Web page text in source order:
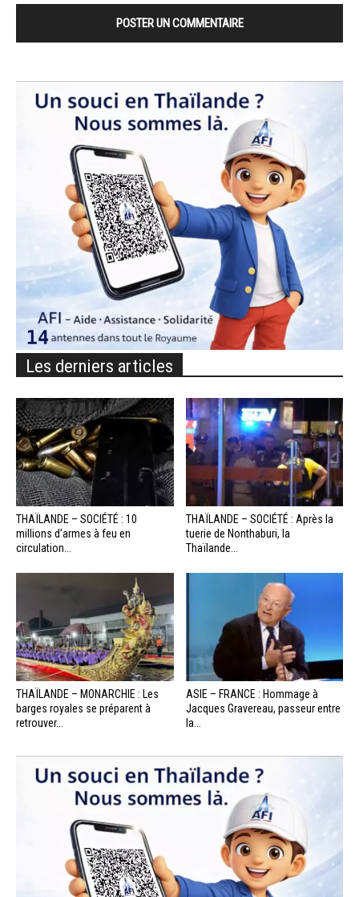
Les derniers articles
THAÏLANDE – SOCIÉTÉ : 10
millions d’armes à feu en
circulation...
THAÏLANDE – SOCIÉTÉ : Après la
tuerie de Nonthaburi, la
Thaïlande...
THAÏLANDE – MONARCHIE : Les
barges royales se préparent à
retrouver...
ASIE – FRANCE : Hommage à
Jacques Gravereau, passeur entre
la...